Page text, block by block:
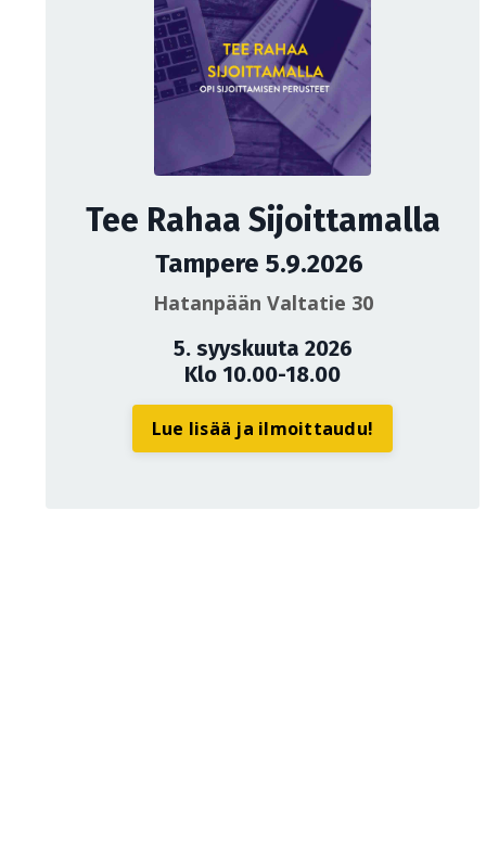
Tee Rahaa Sijoittamalla
Tampere 5.9.2026
Hatanpään Valtatie 30
5. syyskuuta 2026
Klo 10.00-18.00
Lue lisää ja ilmoittaudu!